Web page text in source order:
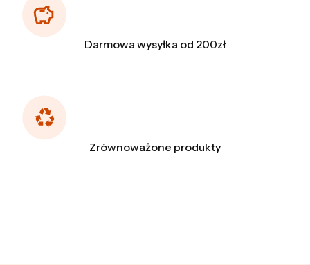
Darmowa wysyłka od 200zł
Zrównoważone produkty